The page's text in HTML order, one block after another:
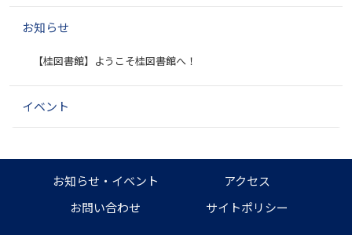
ゲ
ン
お知らせ
【桂図書館】ようこそ桂図書館へ！
イベント
お知らせ・イベント
アクセス
お問い合わせ
サイトポリシー